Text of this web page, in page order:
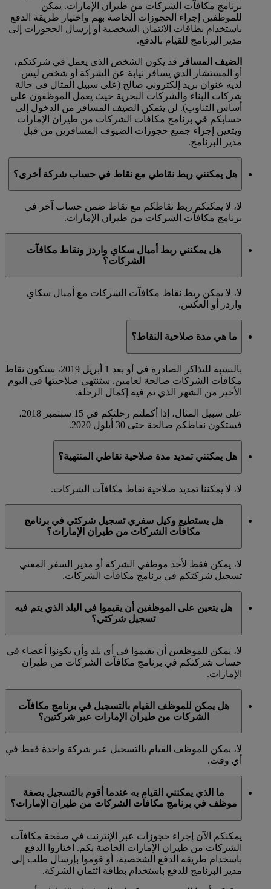
برنامج مكافآت الشركات من طيران الإمارات. يمكن
للموظفين إجراء الحجوزات الخاصة بهم واختيار طريقة الدفع
باستخدام بطاقات الائتمان الشخصية أو إرسال الحجوزات إلى
مدير البرنامج للقيام بالدفع.
الضيف المسافر قد يكون الشخص الذي يعمل في شركتكم،
أو المستشار الذي يسافر نيابة عن الشركة أو شخص ليس
لديه عنوان بريد إلكتروني صالح (على سبيل المثال في حالة
شركات البناء والشركات البحرية حيث يعمل الموظفون على
أساس التناوب). لن يتمكن الضيف المسافر من الدخول إلى
حسابكم في برنامج مكافآت الشركات من طيران الإمارات
ويتعين إجراء جميع حجوزات الضيوف المسافرين من قبل
مدير البرنامج.
هل يمكنني ربط نقاطي مع نقاط في حساب شركة أخرى؟
لا، لا يمكنكم ربط نقاطكم مع نقاط ضمن حساب آخر في
برنامج مكافآت الشركات من طيران الإمارات.
هل يمكنني ربط أميال سكاي واردز ونقاط مكافآت
الشركات؟
لا، لا يمكن ربط نقاط مكافآت الشركات مع أميال سكاي
واردز أو العكس.
ما هي مدة صلاحية النقاط؟
بالنسبة للتذاكر الصادرة في أو بعد 1 أبريل 2019، ستكون نقاط
مكافآت الشركات صالحة لعامين. ستنتهي صلاحيتها في اليوم
الأخير من الشهر الذي تم فيه إكمال الرحلة.
على سبيل المثال، إذا أكملتم رحلتكم في 15 سبتمبر 2018،
فستكون نقاطكم صالحة حتى 30 أيلول 2020.
هل يمكنني تمديد مدة صلاحية نقاطي المنتهية؟
لا، لا يمكننا تمديد صلاحية نقاط مكافآت الشركات.
هل يستطيع وكيل سفري تسجيل شركتي في برنامج
مكافآت الشركات من طيران الإمارات؟
لا، يمكن فقط لأحد موظفي الشركة أو مدير السفر المعني
تسجيل شركتكم في برنامج مكافآت الشركات.
هل يتعين على الموظفين أن يقيموا في البلد الذي يتم فيه
تسجيل شركتي؟
لا، يمكن للموظفين أن يقيموا في أي بلد وأن يكونوا أعضاء في
حساب شركتكم في برنامج مكافآت الشركات من طيران
الإمارات.
هل يمكن للموظف القيام بالتسجيل في برنامج مكافآت
الشركات من طيران الإمارات عبر شركتين؟
لا، يمكن للموظف القيام بالتسجيل عبر شركة واحدة فقط في
أي وقت.
ما الذي يمكنني القيام به عندما أقوم بالتسجيل بصفة
موظف في برنامج مكافآت الشركات من طيران الإمارات؟
يمكنكم الآن إجراء حجوزات عبر الإنترنت في صفحة مكافآت
الشركات من طيران الإمارات الخاصة بكم. اختاروا الدفع
باسخدام طريقة الدفع الشخصية، أو قوموا بإرسال طلب إلى
مدير البرنامج للدفع باستخدام بطاقة ائتمان الشركة.